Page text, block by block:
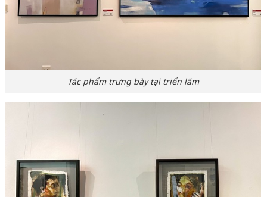
Tác phẩm trưng bày tại triển lãm